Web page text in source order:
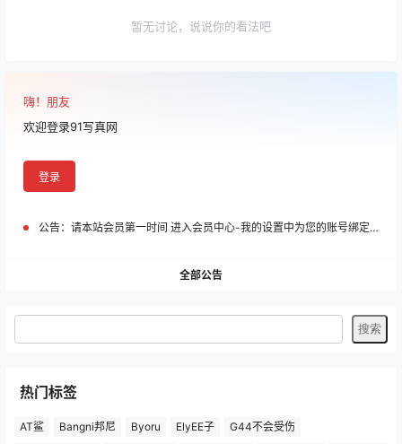
暂无讨论，说说你的看法吧
嗨！朋友
欢迎登录91写真网
登录
公告： 请本站会员第一时间 进入会员中心-我的设置中为您的账号绑定邮箱!
全部公告
热门标签
AT鲨 Bangni邦尼 Byoru ElyEE子 G44不会受伤